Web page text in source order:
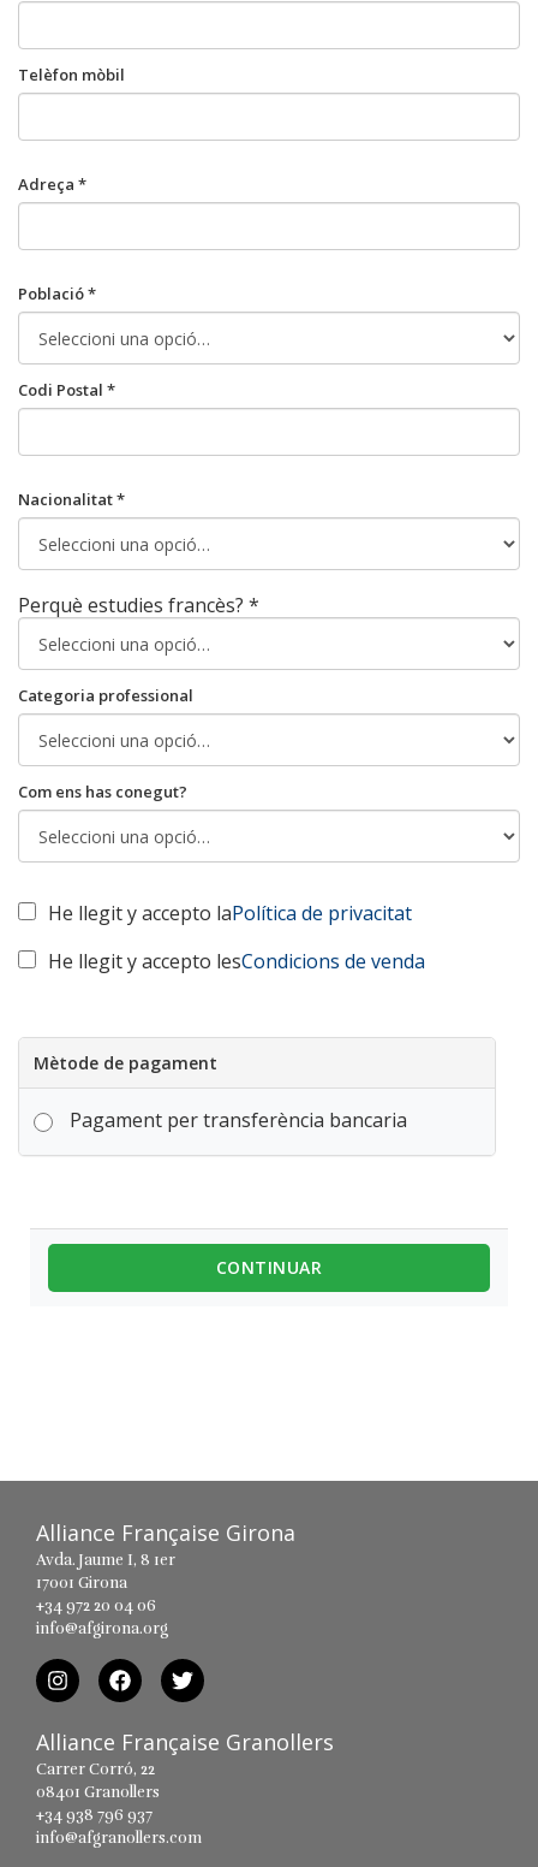
Telèfon mòbil
Adreça *
Població *
Codi Postal *
Nacionalitat *
Perquè estudies francès? *
Categoria professional
Com ens has conegut?
He llegit y accepto laPolítica de privacitat
He llegit y accepto lesCondicions de venda
Mètode de pagament
Pagament per transferència bancaria
CONTINUAR
Alliance Française Girona
Avda. Jaume I, 8 1er
17001 Girona
+34 972 20 04 06
info@afgirona.org
Alliance Française Granollers
Carrer Corró, 22
08401 Granollers
+34 938 796 937
info@afgranollers.com